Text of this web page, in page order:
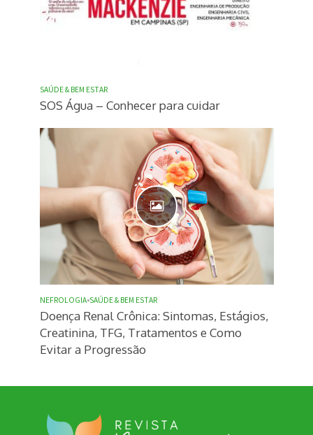
SAÚDE & BEM ESTAR
SOS Água – Conhecer para cuidar
NEFROLOGIA•SAÚDE & BEM ESTAR
Doença Renal Crônica: Sintomas, Estágios,
Creatinina, TFG, Tratamentos e Como
Evitar a Progressão